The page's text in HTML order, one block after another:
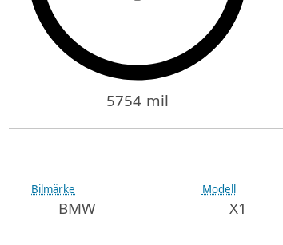
5754 mil
Bilmärke
BMW
Modell
X1